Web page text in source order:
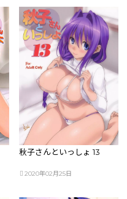
秋子さんといっしょ 13
2020年02月25日